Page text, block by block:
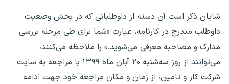
شایان ذکر است آن دسته از داوطلبانی که در بخش وضعیت
داوطلب مندرج در کارنامه، عبارت «شما برای طی مرحله بررسی
مدارک و مصاحبه معرفی می‌شوید.» را ملاحظه می‌کنند،
می‌توانند از روز سه‌شنبه ۲۰ آبان ماه ۱۳۹۹ با مراجعه به سایت
شرکت کار و تامین، از زمان و مکان مراجعه خود جهت ادامه